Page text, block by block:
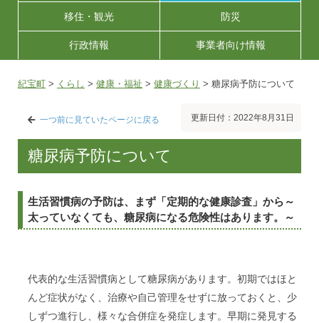
移住・観光 防災
行政情報 事業者向け情報
紀宝町 > くらし > 健康・福祉 > 健康づくり > 糖尿病予防について
一つ前に見ていたページに戻る 更新日付：2022年8月31日
糖尿病予防について
生活習慣病の予防は、まず「定期的な健康診査」から～
太っていなくても、糖尿病になる危険性はあります。～
代表的な生活習慣病として糖尿病があります。初期ではほと
んど症状がなく、治療や自己管理をせずに放っておくと、少
しずつ進行し、様々な合併症を発症します。早期に発見する